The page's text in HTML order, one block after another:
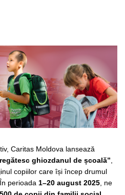
Caritas Moldova lansează
ghiozdanul de școală”,
copiilor care își încep drumul
perioada 1–20 august 2025, ne